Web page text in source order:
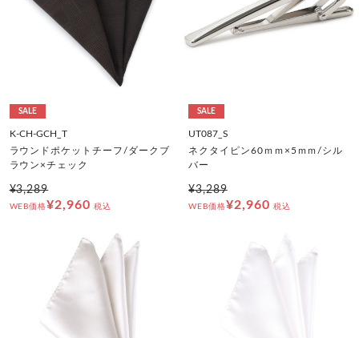
SALE
K-CH-GCH_T
ラウンドポケットチーフ/ダークブ
ラウン×チェック
¥3,289
WEB価格¥2,960 税込
SALE
UT087_S
ネクタイピン60ｍｍ×5ｍｍ/シル
バー
¥3,289
WEB価格¥2,960 税込